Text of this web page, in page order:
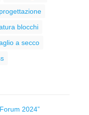
progettazione
blocchi
a secco
2024”